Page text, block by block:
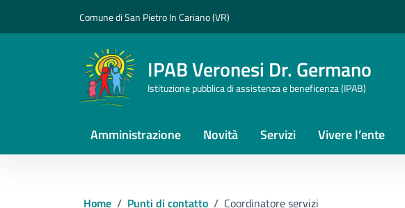
Comune di San Pietro In Cariano (VR)
IPAB Veronesi Dr. Germano
Istituzione pubblica di assistenza e beneficenza (IPAB)
Amministrazione Novità Servizi Vivere l’ente
Home / Punti di contatto / Coordinatore servizi